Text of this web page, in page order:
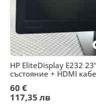
HP EliteDisplay E232
състояние + HDMI
60 €
117,35 лв